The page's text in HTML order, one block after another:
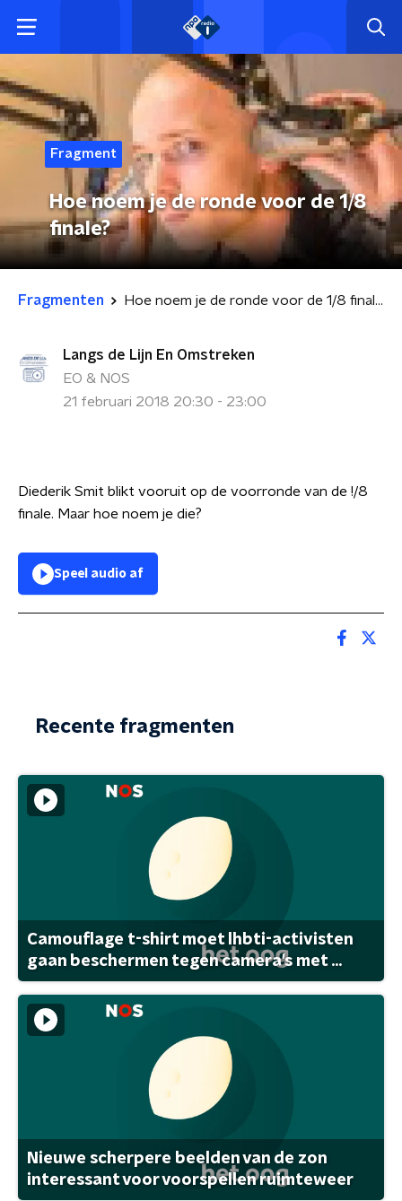
Fragment
Hoe noem je de ronde voor de 1/8
finale?
Fragmenten Hoe noem je de ronde voor de 1/8 finale?
Langs de Lijn En Omstreken
EO & NOS
21 februari 2018 20:30 - 23:00
Diederik Smit blikt vooruit op de voorronde van de !/8
finale. Maar hoe noem je die?
Speel audio af
Recente fragmenten
Camouflage t-shirt moet lhbti-activisten
gaan beschermen tegen camera's met ...
Nieuwe scherpere beelden van de zon
interessant voor voorspellen ruimteweer